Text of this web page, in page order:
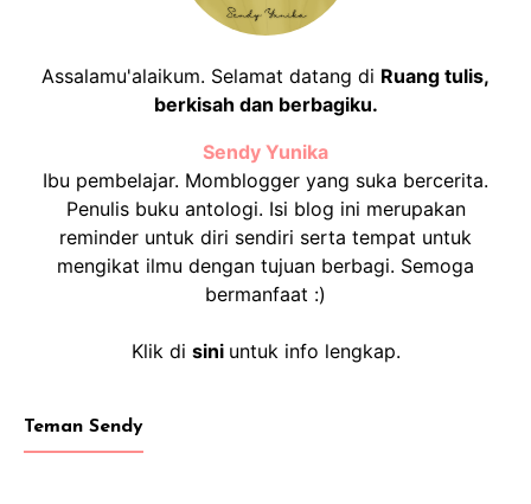
Assalamu'alaikum. Selamat datang di Ruang tulis,
berkisah dan berbagiku.
Sendy Yunika
Ibu pembelajar. Momblogger yang suka bercerita.
Penulis buku antologi. Isi blog ini merupakan
reminder untuk diri sendiri serta tempat untuk
mengikat ilmu dengan tujuan berbagi. Semoga
bermanfaat :)
Klik di sini untuk info lengkap.
Teman Sendy